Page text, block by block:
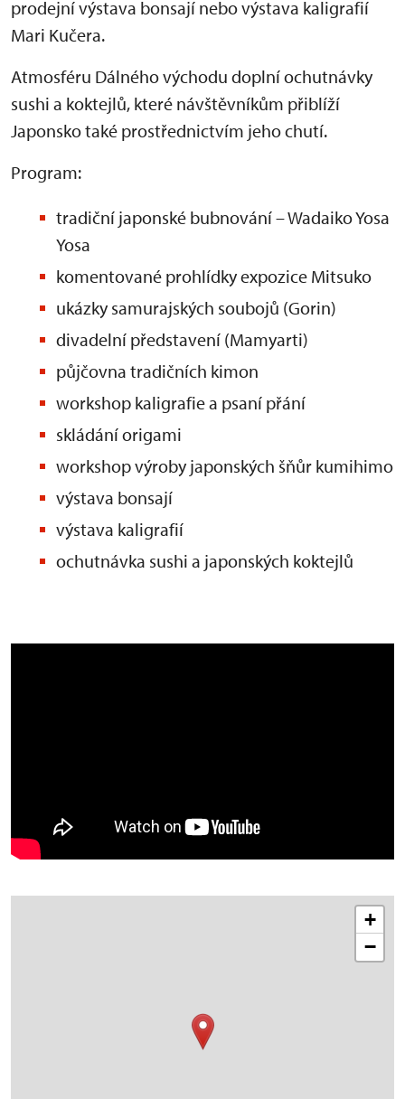
prodejní výstava bonsají nebo výstava kaligrafií
Mari Kučera.
Atmosféru Dálného východu doplní ochutnávky
sushi a koktejlů, které návštěvníkům přiblíží
Japonsko také prostřednictvím jeho chutí.
Program:
tradiční japonské bubnování – Wadaiko Yosa
Yosa
komentované prohlídky expozice Mitsuko
ukázky samurajských soubojů (Gorin)
divadelní představení (Mamyarti)
půjčovna tradičních kimon
workshop kaligrafie a psaní přání
skládání origami
workshop výroby japonských šňůr kumihimo
výstava bonsají
výstava kaligrafií
ochutnávka sushi a japonských koktejlů
+
−